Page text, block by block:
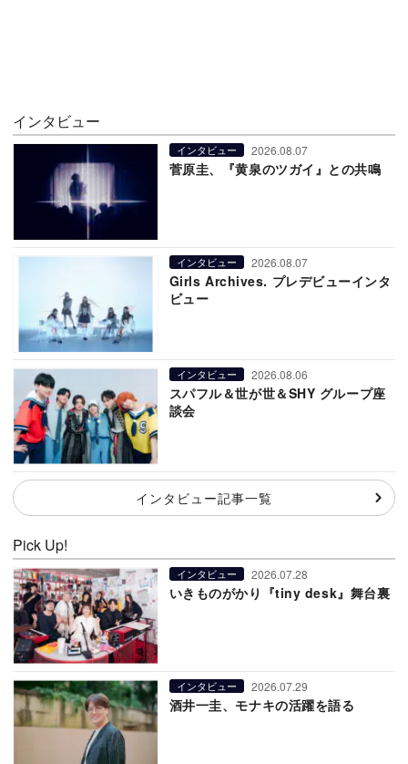
インタビュー
インタビュー 2026.08.07
菅原圭、『黄泉のツガイ』との共鳴
インタビュー 2026.08.07
Girls Archives. プレデビューインタ
ビュー
インタビュー 2026.08.06
スパフル＆世が世＆SHY グループ座
談会
インタビュー記事一覧
Pick Up!
インタビュー 2026.07.28
いきものがかり『tiny desk』舞台裏
インタビュー 2026.07.29
酒井一圭、モナキの活躍を語る